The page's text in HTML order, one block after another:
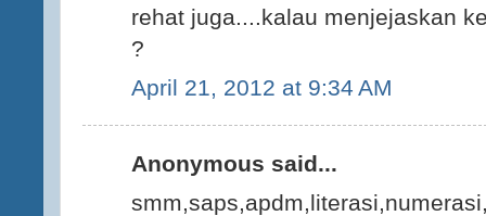
rehat juga....kalau menjejaskan
?
April 21, 2012 at 9:34 AM
Anonymous said...